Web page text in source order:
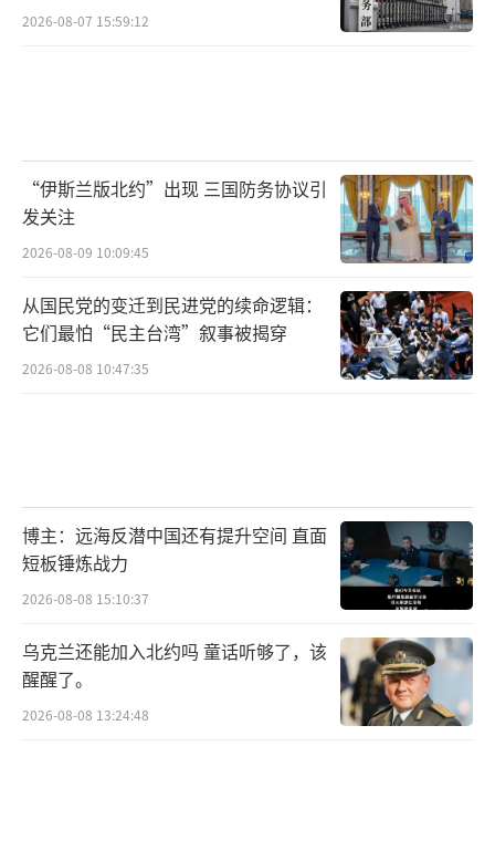
2026-08-07 15:59:12
“伊斯兰版北约”出现 三国防务协议引
发关注
2026-08-09 10:09:45
从国民党的变迁到民进党的续命逻辑：
它们最怕“民主台湾”叙事被揭穿
2026-08-08 10:47:35
博主：远海反潜中国还有提升空间 直面
短板锤炼战力
2026-08-08 15:10:37
乌克兰还能加入北约吗 童话听够了，该
醒醒了。
2026-08-08 13:24:48